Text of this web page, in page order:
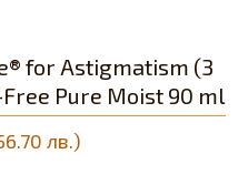
for Astigmatism (3
Pure Moist 90 ml
лв.)